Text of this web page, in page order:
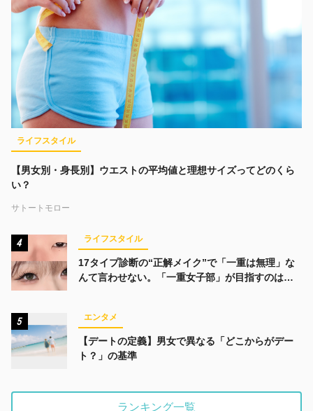
ライフスタイル
【男女別・身長別】ウエストの平均値と理想サイズってどのくら
い？
サトートモロー
4 ライフスタイル
17タイプ診断の“正解メイク”で「一重は無理」な
んて言わせない。「一重女子部」が目指すのは、
5 エンタメ
【デートの定義】男女で異なる「どこからがデー
ト？」の基準
ランキング一覧